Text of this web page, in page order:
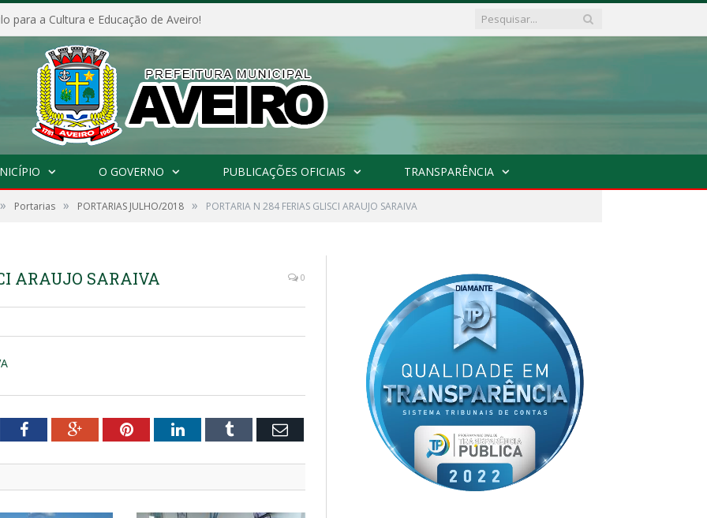
para a Cultura e Educação de Aveiro!
O GOVERNO PUBLICAÇÕES OFICIAIS TRANSPARÊNCIA
» Portarias » PORTARIAS JULHO/2018 » PORTARIA N 284 FERIAS GLISCI ARAUJO SARAIVA
ARAUJO SARAIVA 0
FacebookGoogle+PinterestLinkedInTumblr Email